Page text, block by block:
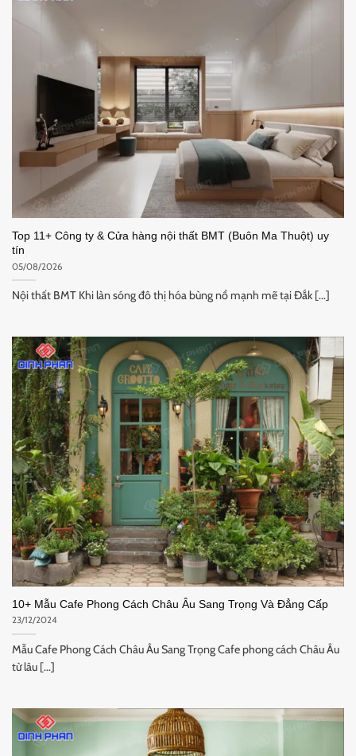
Top 11+ Công ty & Cửa hàng nội thất BMT (Buôn Ma Thuột) uy
tín
05/08/2026
Nội thất BMT Khi làn sóng đô thị hóa bùng nổ mạnh mẽ tại Đắk [...]
10+ Mẫu Cafe Phong Cách Châu Âu Sang Trọng Và Đẳng Cấp
23/12/2024
Mẫu Cafe Phong Cách Châu Âu Sang Trọng Cafe phong cách Châu Âu
từ lâu [...]